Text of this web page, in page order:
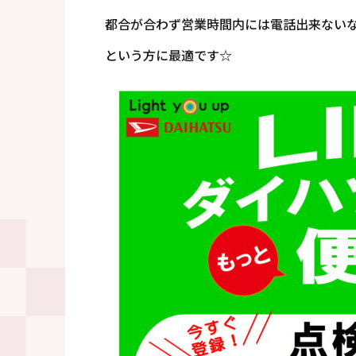
都合が合わず営業時間内には電話出来ない
という方に最適です☆